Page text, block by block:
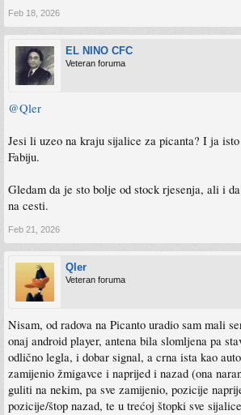
Feb 18, 2026
EL NINO CFC
Veteran foruma
@Qler
Jesi li uzeo na kraju sijalice za picanta? I ja
Fabiju.
Gledam da je sto bolje od stock rjesenja, ali i
na cesti.
Feb 21, 2026
Qler
Veteran foruma
Nisam, od radova na Picanto uradio sam mali
onaj android player, antena bila slomljena pa
odlično legla, i dobar signal, a crna ista kao
zamijenio žmigavce i naprijed i nazad (ona
guliti na nekim, pa sve zamijenio, pozicije
pozicije/štop nazad, te u trećoj štopki sve